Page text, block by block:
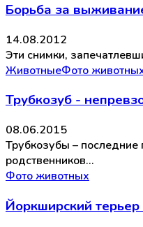
Борьба за
14.08.2012
Эти снимки,
ЖивотныеФото
Трубкозуб -
08.06.2015
Трубкозубы –
родственников…
Фото животных
Йоркширский